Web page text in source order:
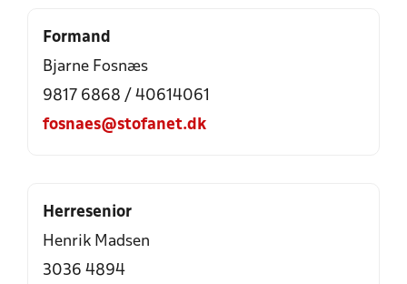
Formand
Bjarne Fosnæs
9817 6868 / 40614061
fosnaes@stofanet.dk
Herresenior
Henrik Madsen
3036 4894